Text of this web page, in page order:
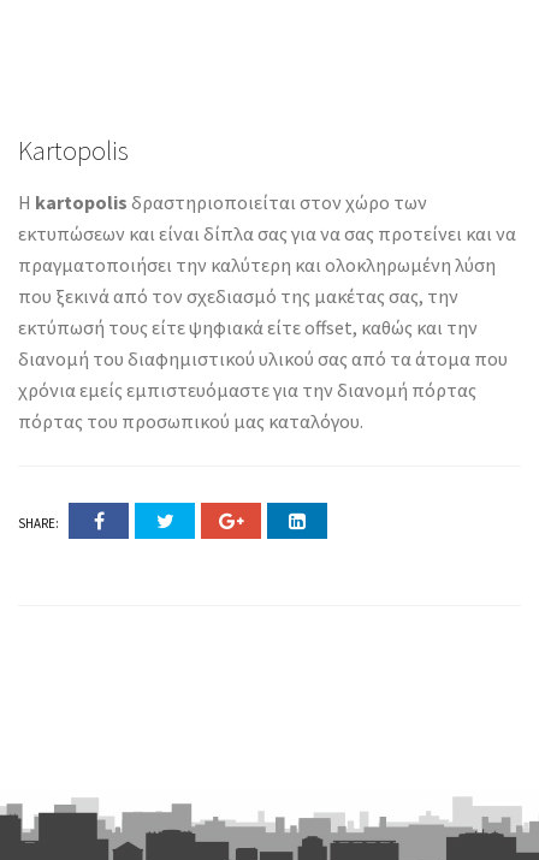
Kartopolis
Η kartopolis δραστηριοποιείται στον χώρο των
εκτυπώσεων και είναι δίπλα σας για να σας προτείνει και να
πραγματοποιήσει την καλύτερη και ολοκληρωμένη λύση
που ξεκινά από τον σχεδιασμό της μακέτας σας, την
εκτύπωσή τους είτε ψηφιακά είτε offset, καθώς και την
διανομή του διαφημιστικού υλικού σας από τα άτομα που
χρόνια εμείς εμπιστευόμαστε για την διανομή πόρτας
πόρτας του προσωπικού μας καταλόγου.
SHARE: